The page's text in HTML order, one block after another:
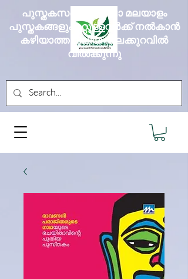
പുസ്തകസദ്യ എല്ലാ മലയാളം
പുസ്തകങ്ങളും മറ്റുള്ളവർക്ക് നൽകാൻ
കഴിയാത്ത വലിയ വിലക്കുറവിൽ
വിൽക്കുന്നു